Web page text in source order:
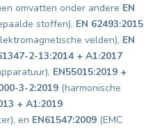
omvatten onder andere EN
stoffen), EN 62493:2015
velden), EN
2-13:2014 + A1:2017
EN55015:2019 +
3-2:2019 (harmonische
+ A1:2019
en EN61547:2009 (EMC